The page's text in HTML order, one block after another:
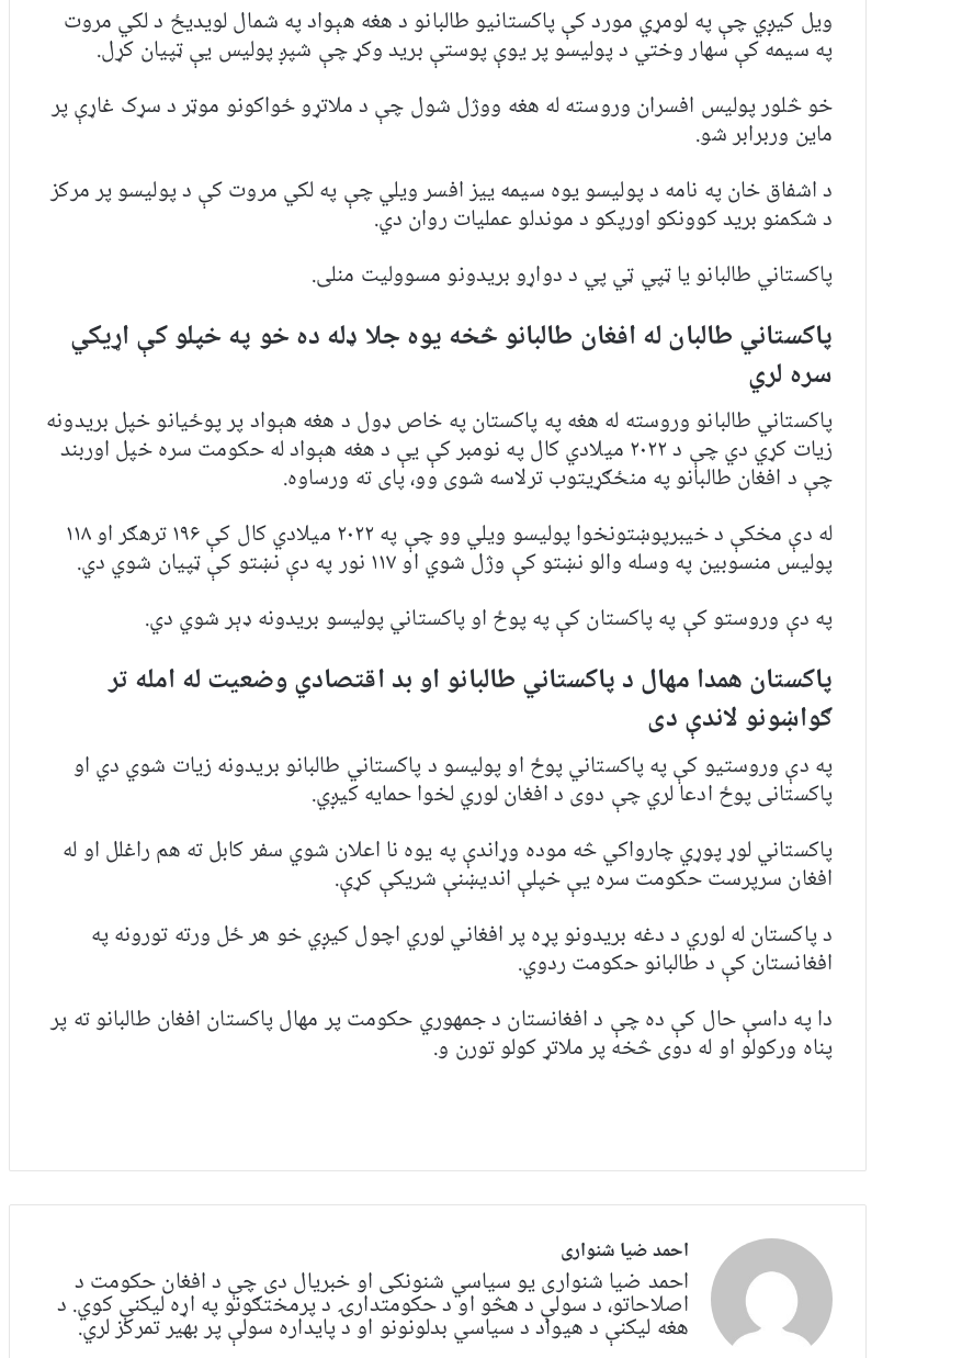
ویل کیږي چې په لومړي مورد کې پاکستانیو طالبانو د هغه هېواد په شمال لویدیځ د لکي مروت
په سیمه کې سهار وختي د پولیسو پر یوې پوستې برید وکړ چې شپږ پولیس یې ټپیان کړل.
خو څلور پولیس افسران وروسته له هغه ووژل شول چې د ملاتړو ځواکونو موټر د سړک غاړې پر
ماین وربرابر شو.
د اشفاق خان په نامه د پولیسو یوه سیمه يیز افسر ویلي چې په لکي مروت کې د پولیسو پر مرکز
د شکمنو برید کوونکو اورپکو د موندلو عملیات روان دي.
پاکستاني طالبانو یا ټپي ټي پي د دواړو بریدونو مسوولیت منلی.
پاکستاني طالبان له افغان طالبانو څخه یوهجلا ډله ده خو په خپلو کې اړیکي
سره لري
پاکستاني طالبانو وروسته له هغه په پاکستان په خاص ډول د هغه هېواد پر پوځیانو خپل بریدونه
زیات کړي دي چې د ۲۰۲۲ ميلادي کال په نومبر کې یې د هغه هېواد له حکومت سره خپل اوربند
چې د افغان طالبانو په منځګړیتوب ترلاسه شوی وو، پای ته ورساوه.
له دې مخکې د خیبرپوښتونخوا پولیسو ویلي وو چې په ۲۰۲۲ ميلادي کال کې ۱۹۶ ترهګر او ۱۱۸
پولیس منسوبین په وسله والو نښتو کې وژل شوي او ۱۱۷ نور په دې نښتو کې ټپیان شوي دي.
په دې وروستو کې په پاکستان کې په پوځ او پاکستاني پوليسو بريدونه ډېر شوي دي.
پاکستان همدا مهال د پاکستاني طالبانو او بد اقتصادي وضعيت له امله تر
ګواښونو لاندې دی
په دې وروستيو کې په پاکستاني پوځ او پوليسو د پاکستاني طالبانو بريدونه زيات شوي دي او
پاکستانی پوځ ادعا لري چې دوی د افغان لوري لخوا حمايه کيږي.
پاکستاني لوړ پوړي چارواکي څه موده وړاندې په يوه نا اعلان شوي سفر کابل ته هم راغلل او له
افغان سرپرست حکومت سره یې خپلې اندیښنې شریکې کړې.
د پاکستان له لوري د دغه بریدونو پړه پر افغاني لوري اچول کیږي خو هر ځل ورته تورونه په
افغانستان کې د طالبانو حکومت ردوي.
دا په داسې حال کې ده چې د افغانستان د جمهوري حکومت پر مهال پاکستان افغان طالبانو ته پر
پناه ورکولو او له دوی څخه پر ملاتړ کولو تورن و.
احمد ضیا شنواری
احمد ضیا شنواری یو سياسي شنونکی او خبریال دی چې د افغان حکومت د
اصلاحاتو، د سولې د هڅو او د حکومتدارۍ د پرمختګونو په اړه لیکنې کوي. د
هغه لیکنې د هیواد د سیاسي بدلونونو او د پایداره سولې پر بهیر تمرکز لري.